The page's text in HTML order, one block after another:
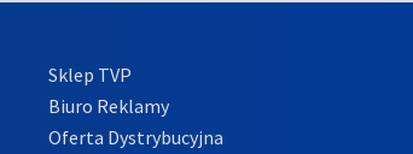
Sklep TVP
Biuro Reklamy
Oferta Dystrybucyjna